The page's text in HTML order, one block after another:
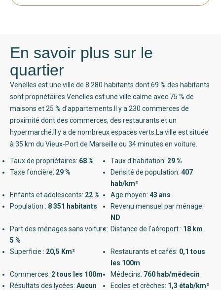
En savoir plus sur le
quartier
Venelles est une ville de 8 280 habitants dont 69 % des habitants
sont propriétaires.Venelles est une ville calme avec 75 % de
maisons et 25 % d'appartements.Il y a 230 commerces de
proximité dont des commerces, des restaurants et un
hypermarché.Il y a de nombreux espaces verts.La ville est située
à 35 km du Vieux-Port de Marseille ou 34 minutes en voiture.
Taux de propriétaires: 68 % Taux d'habitation: 29 %
Taxe foncière: 29 % Densité de population: 407
hab/km²
Enfants et adolescents: 22 % Age moyen: 43 ans
Population : 8 351 habitants
Revenu mensuel par ménage:
ND
Part des ménages sans voiture:
5 %
Distance de l'aéroport : 18 km
Superficie : 20,5 Km² Restaurants et cafés: 0,1 tous
les 100m
Commerces: 2 tous les 100m Médecins: 760 hab/médecin
Résultats des lycées: Aucun
Ecoles et crèches: 1,3 étab/km²